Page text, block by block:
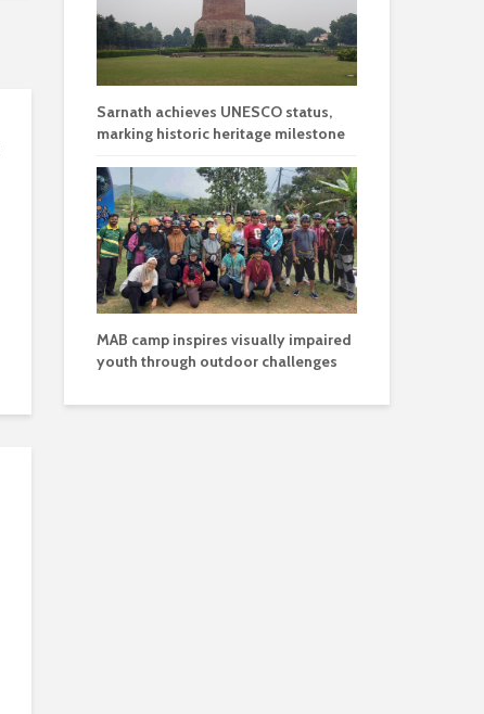
Sarnath achieves UNESCO status,
marking historic heritage milestone
MAB camp inspires visually impaired
youth through outdoor challenges